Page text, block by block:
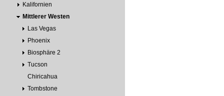
Kalifornien
Mittlerer Westen
Las Vegas
Phoenix
Biosphäre 2
Tucson
Chiricahua
Tombstone